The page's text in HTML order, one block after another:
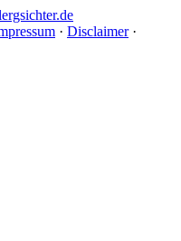
· Disclaimer·